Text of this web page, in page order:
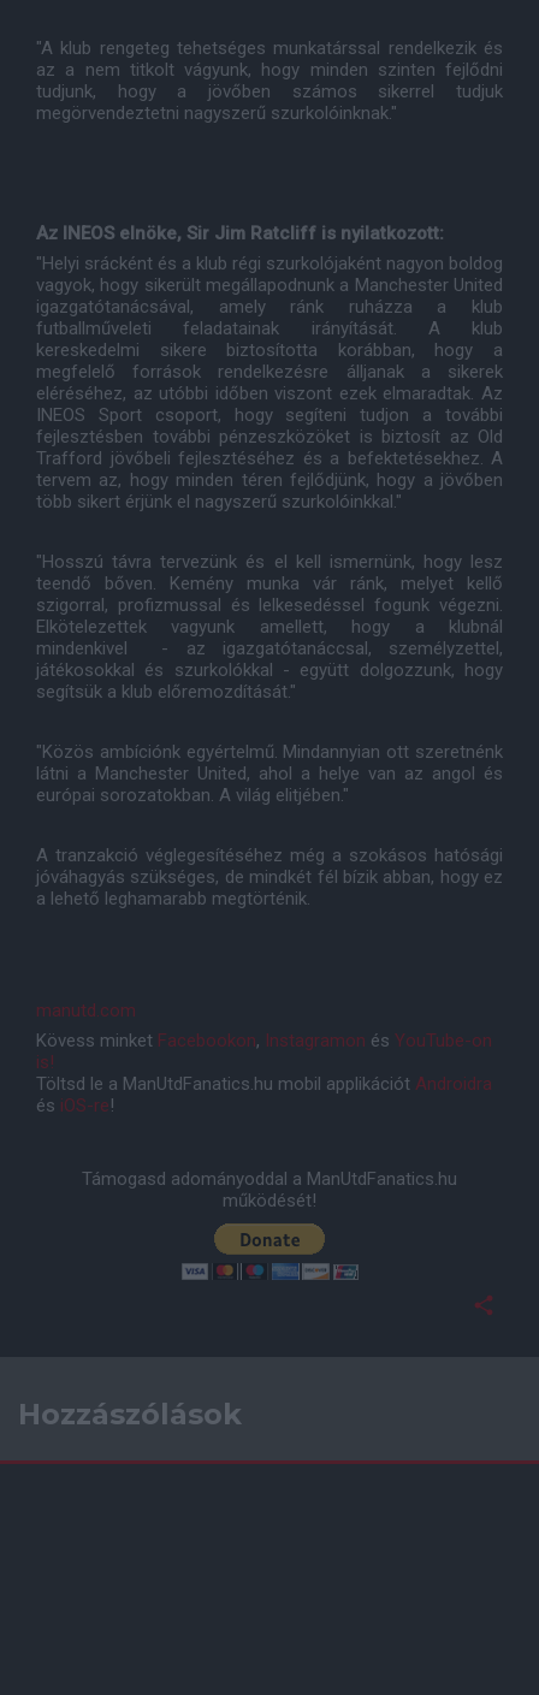
"A klub rengeteg tehetséges munkatárssal rendelkezik és
az a nem titkolt vágyunk, hogy minden szinten fejlődni
tudjunk, hogy a jövőben számos sikerrel tudjuk
megörvendeztetni nagyszerű szurkolóinknak."
Az INEOS elnöke, Sir Jim Ratcliff is nyilatkozott:
"Helyi srácként és a klub régi szurkolójaként nagyon boldog
vagyok, hogy sikerült megállapodnunk a Manchester United
igazgatótanácsával, amely ránk ruházza a klub
futballműveleti feladatainak irányítását. A klub
kereskedelmi sikere biztosította korábban, hogy a
megfelelő források rendelkezésre álljanak a sikerek
eléréséhez, az utóbbi időben viszont ezek elmaradtak. Az
INEOS Sport csoport, hogy segíteni tudjon a további
fejlesztésben további pénzeszközöket is biztosít az Old
Trafford jövőbeli fejlesztéséhez és a befektetésekhez. A
tervem az, hogy minden téren fejlődjünk, hogy a jövőben
több sikert érjünk el nagyszerű szurkolóinkkal."
"Hosszú távra tervezünk és el kell ismernünk, hogy lesz
teendő bőven. Kemény munka vár ránk, melyet kellő
szigorral, profizmussal és lelkesedéssel fogunk végezni.
Elkötelezettek vagyunk amellett, hogy a klubnál
mindenkivel - az igazgatótanáccsal, személyzettel,
játékosokkal és szurkolókkal - együtt dolgozzunk, hogy
segítsük a klub előremozdítását."
"Közös ambíciónk egyértelmű. Mindannyian ott szeretnénk
látni a Manchester United, ahol a helye van az angol és
európai sorozatokban. A világ elitjében."
A tranzakció véglegesítéséhez még a szokásos hatósági
jóváhagyás szükséges, de mindkét fél bízik abban, hogy ez
a lehető leghamarabb megtörténik.
manutd.com
Kövess minket Facebookon, Instagramon és YouTube-on
is!
Töltsd le a ManUtdFanatics.hu mobil applikációt Androidra
és iOS-re!
Támogasd adományoddal a ManUtdFanatics.hu
működését!
Hozzászólások